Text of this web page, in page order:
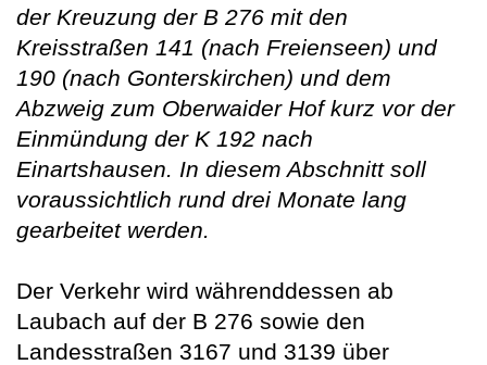
der Kreuzung der B 276 mit den
Kreisstraßen 141 (nach Freienseen) und
190 (nach Gonterskirchen) und dem
Abzweig zum Oberwaider Hof kurz vor der
Einmündung der K 192 nach
Einartshausen. In diesem Abschnitt soll
voraussichtlich rund drei Monate lang
gearbeitet werden.
Der Verkehr wird währenddessen ab
Laubach auf der B 276 sowie den
Landesstraßen 3167 und 3139 über